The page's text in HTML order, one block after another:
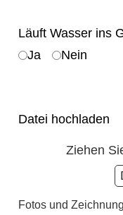
Läuft Wasser ins
Ja
Nein
Datei hochladen
Ziehen
Fotos und